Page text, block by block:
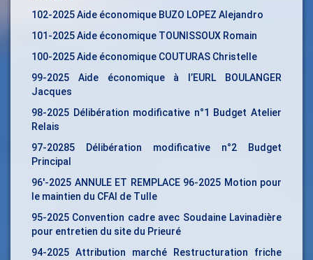
102-2025 Aide économique BUZO LOPEZ Alejandro
101-2025 Aide économique TOUNISSOUX Romain
100-2025 Aide économique COUTURAS Christelle
99-2025 Aide économique à l’EURL BOULANGER
Jacques
98-2025 Délibération modificative n°1 Budget Atelier
Relais
97-20285 Délibération modificative n°2 Budget
Principal
96′-2025 ANNULE ET REMPLACE 96-2025 Motion pour
le maintien du CFAI de Tulle
95-2025 Convention cadre avec Soudaine Lavinadière
pour entretien du site du Prieuré
94-2025 Attribution marché Restructuration friche